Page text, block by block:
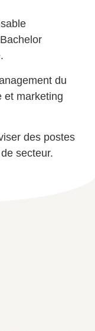
du
et marketing
des postes
secteur.